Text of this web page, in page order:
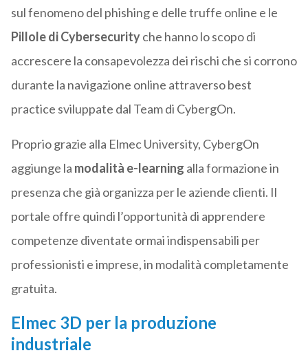
sul fenomeno del phishing e delle truffe online e le
Pillole di Cybersecurityche hanno lo scopo di
accrescere la consapevolezza dei rischi che si corrono
durante la navigazione online attraverso best
practice sviluppate dal Team di CybergOn.
Proprio grazie alla Elmec University, CybergOn
aggiunge la modalità e-learning alla formazione in
presenza che già organizza per le aziende clienti. Il
portale offre quindi l’opportunità di apprendere
competenze diventate ormai indispensabili per
professionisti e imprese, in modalità completamente
gratuita.
Elmec 3D per la produzione
industriale